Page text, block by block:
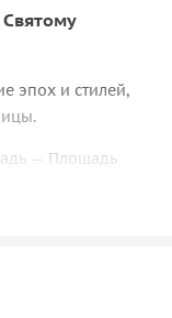
эпох и стилей,
— Площадь